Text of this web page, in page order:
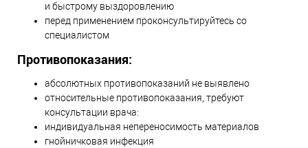
и быстрому выздоровлению
перед применением проконсультируйтесь со
специалистом
Противопоказания:
абсолютных противопоказаний не выявлено
относительные противопоказания, требуют
консультации врача:
индивидуальная непереносимость материалов
гнойничковая инфекция